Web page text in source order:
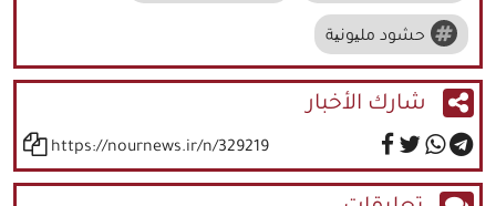
حشود ملیونیة
شارك الأخبار
https://nournews.ir/n/329219